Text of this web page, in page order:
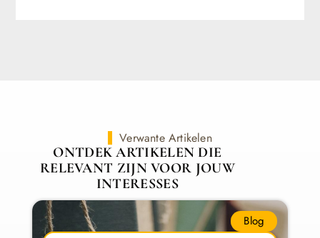
Verwante Artikelen
ONTDEK ARTIKELEN DIE
RELEVANT ZIJN VOOR JOUW
INTERESSES
Blog